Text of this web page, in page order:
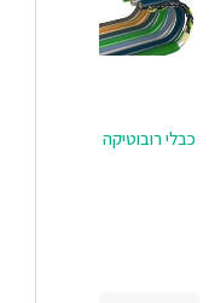
כבלי רובוטיקה